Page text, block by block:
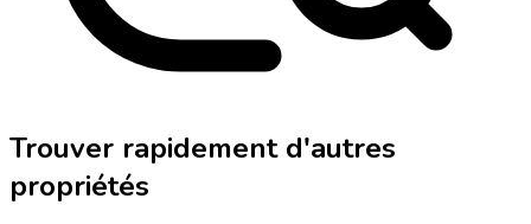
Trouver rapidement d'autres
propriétés